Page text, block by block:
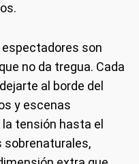
espectadores son
no da tregua. Cada
al borde del
y escenas
tensión hasta el
sobrenaturales,